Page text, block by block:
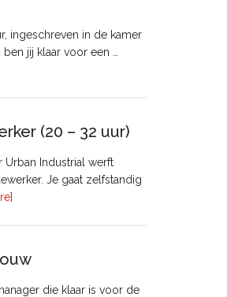
ingeschreven in de kamer
jij klaar voor een …
(20 – 32 uur)
Urban Industrial werft
Je gaat zelfstandig
32
die klaar is voor de